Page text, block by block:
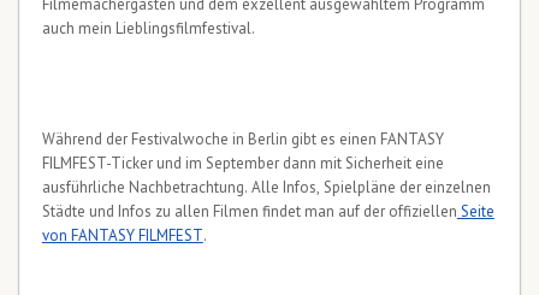
auch mein Lieblingsfilmfestival.
Während der Festivalwoche in Berlin gibt es einen FANTASY
FILMFEST-Ticker und im September dann mit Sicherheit eine
ausführliche Nachbetrachtung. Alle Infos, Spielpläne der einzelnen
Städte und Infos zu allen Filmen findet man auf der offiziellen Seite
von FANTASY FILMFEST.